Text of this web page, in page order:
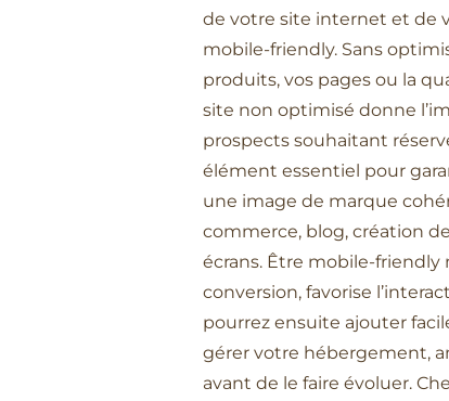
de votre site internet et de
mobile-friendly. Sans
produits, vos pages ou la
site non optimisé donne
prospects souhaitant
élément essentiel pour
une image de marque
commerce, blog, création
écrans. Être mobile-friendly
conversion, favorise
pourrez ensuite ajouter
gérer votre hébergement,
avant de le faire évoluer.